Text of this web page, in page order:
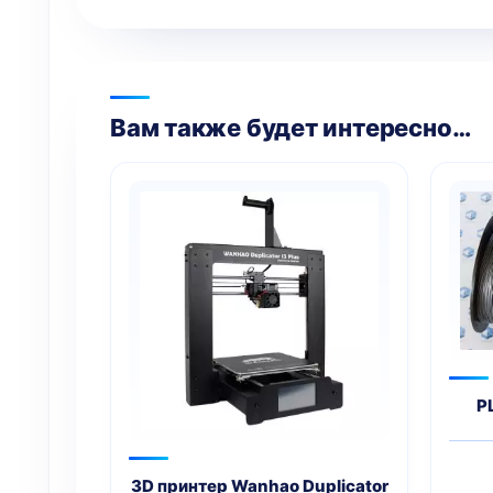
Вам также будет интересно…
3D принтер Wanhao Duplicator